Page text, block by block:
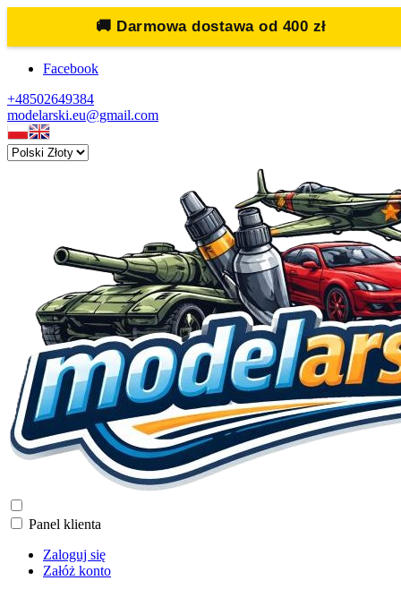
🚚 Darmowa dostawa od 400 zł
Facebook
+48502649384
modelarski.eu@gmail.com
Panel klienta
Zaloguj się
Załóż konto